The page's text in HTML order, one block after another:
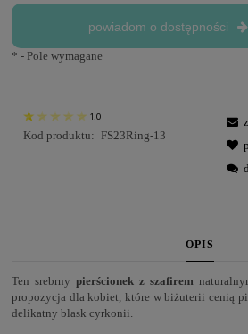
powiadom o dostępności
* - Pole wymagane
1.0
Kod produktu: FS23Ring-13
OPIS
Ten srebrny pierścionek z szafirem
propozycja dla kobiet, które w biżuterii cenią
delikatny blask cyrkonii.